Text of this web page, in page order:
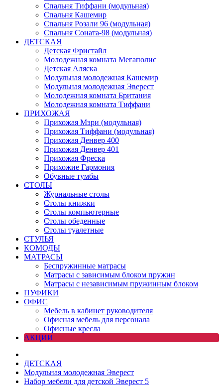
Спальня Тиффани (модульная)
Спальня Кашемир
Спальня Розали 96 (модульная)
Спальня Соната-98 (модульная)
ДЕТСКАЯ
Детская Фристайл
Молодежная комната Мегаполис
Детская Аляска
Модульная молодежная Кашемир
Модульная молодежная Эверест
Молодежная комната Британия
Молодежная комната Тиффани
ПРИХОЖАЯ
Прихожая Мэри (модульная)
Прихожая Тиффани (модульная)
Прихожая Денвер 400
Прихожая Денвер 401
Прихожая Фреска
Прихожие Гармония
Обувные тумбы
СТОЛЫ
Журнальные столы
Столы книжки
Столы компьютерные
Столы обеденные
Столы туалетные
СТУЛЬЯ
КОМОДЫ
МАТРАСЫ
Беспружинные матрасы
Матрасы с зависимым блоком пружин
Матрасы с независимым пружинным блоком
ПУФИКИ
ОФИС
Мебель в кабинет руководителя
Офисная мебель для персонала
Офисные кресла
АКЦИИ
ДЕТСКАЯ
Модульная молодежная Эверест
Набор мебели для детской Эверест 5